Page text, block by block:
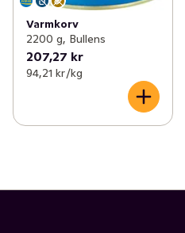
Varmkorv
2200 g, Bullens
207,27 kr
94,21 kr /kg